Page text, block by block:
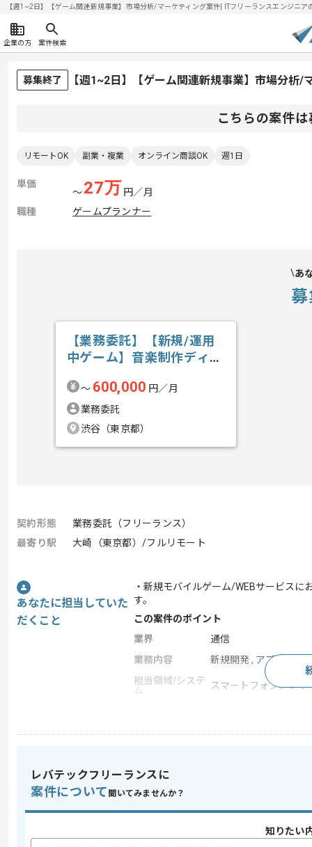
【週1~2日】【ゲーム関連新規事業】市場分析/マーケティング案件| ITフリーランスエンジニ
企業の方 案件検索
募集終了 【週1~2日】【ゲーム関連新規事業】市場分析
こちらの案件
リモートOK 副業・複業 オンライン商談OK 週1日
単価
〜27万 円／月
職種
ゲームプランナー
あ
【業務委託】【新規/運用
中ゲーム】音楽制作ディレ
〜 600,000 円／月
業務委託
渋谷（東京都）
契約形態
業務委託（フリーランス）
最寄り駅
大崎（東京都）/フルリモート
あなたに担当していた
だくこと
・新規モバイルゲーム/WEBサービス
す。
この案件のポイント
業界
通信
業務内容
新規開発 , アプリ開発 ,
担当領域/システ
ム
スマートフォンアプリ
スキル
・ゲームに関する市場調査や競合分析の
上記に似た経験やスキルをお持ちであれば申
レバテックフリーランスに
案件について 聞いてみませんか？
知りたい